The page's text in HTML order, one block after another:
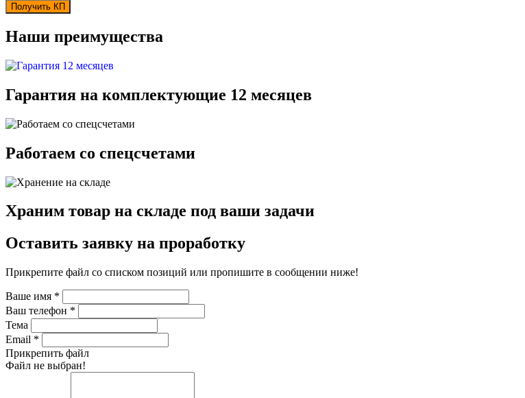
Получить КП
Наши преимущества
Гарантия на комплектующие 12 месяцев
Работаем со спецсчетами
Храним товар на складе под ваши задачи
Оставить заявку на проработку
Прикрепите файл со списком позиций или пропишите в сообщении ниже!
Ваше имя *
Ваш телефон *
Тема
Email *
Прикрепить файл
Файл не выбран!